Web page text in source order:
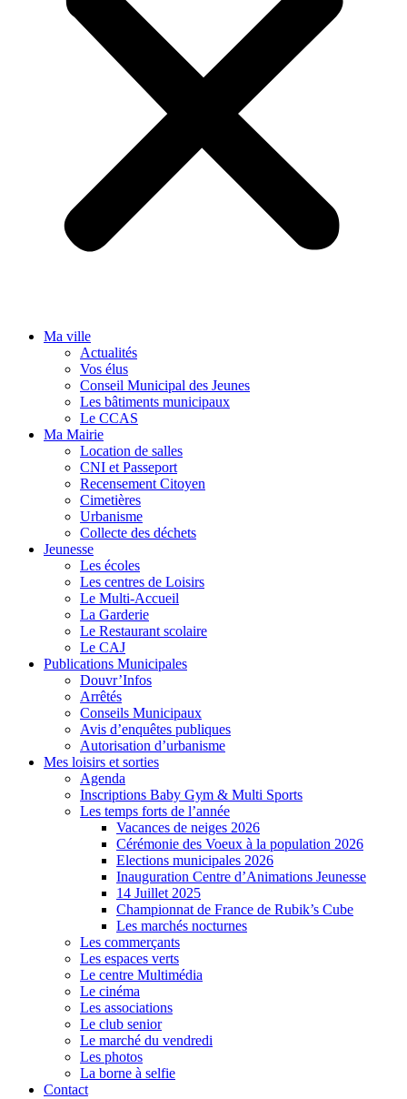
Ma ville
Actualités
Vos élus
Conseil Municipal des Jeunes
Les bâtiments municipaux
Le CCAS
Ma Mairie
Location de salles
CNI et Passeport
Recensement Citoyen
Cimetières
Urbanisme
Collecte des déchets
Jeunesse
Les écoles
Les centres de Loisirs
Le Multi-Accueil
La Garderie
Le Restaurant scolaire
Le CAJ
Publications Municipales
Douvr’Infos
Arrêtés
Conseils Municipaux
Avis d’enquêtes publiques
Autorisation d’urbanisme
Mes loisirs et sorties
Agenda
Inscriptions Baby Gym & Multi Sports
Les temps forts de l’année
Vacances de neiges 2026
Cérémonie des Voeux à la population 2026
Elections municipales 2026
Inauguration Centre d’Animations Jeunesse
14 Juillet 2025
Championnat de France de Rubik’s Cube
Les marchés nocturnes
Les commerçants
Les espaces verts
Le centre Multimédia
Le cinéma
Les associations
Le club senior
Le marché du vendredi
Les photos
La borne à selfie
Contact